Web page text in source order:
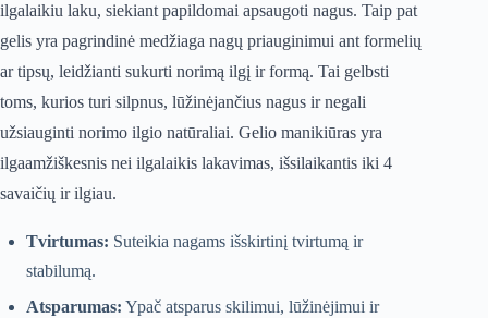
ilgalaikiu laku, siekiant papildomai apsaugoti nagus. Taip pat
gelis yra pagrindinė medžiaga nagų priauginimui ant formelių
ar tipsų, leidžianti sukurti norimą ilgį ir formą. Tai gelbsti
toms, kurios turi silpnus, lūžinėjančius nagus ir negali
užsiauginti norimo ilgio natūraliai. Gelio manikiūras yra
ilgaamžiškesnis nei ilgalaikis lakavimas, išsilaikantis iki 4
savaičių ir ilgiau.
Tvirtumas: Suteikia nagams išskirtinį tvirtumą ir
stabilumą.
Atsparumas: Ypač atsparus skilimui, lūžinėjimui ir